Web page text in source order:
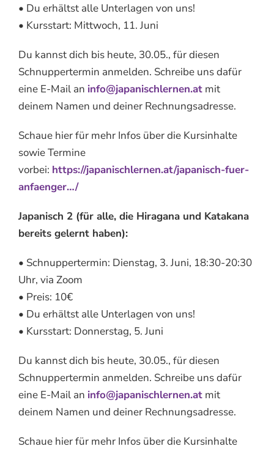
• Du erhältst alle Unterlagen von uns!
• Kursstart: Mittwoch, 11. Juni
Du kannst dich bis heute, 30.05., für diesen
Schnuppertermin anmelden. Schreibe uns dafür
eine E-Mail an info@japanischlernen.at mit
deinem Namen und deiner Rechnungsadresse.
Schaue hier für mehr Infos über die Kursinhalte
sowie Termine
vorbei: https://japanischlernen.at/japanisch-fuer-
anfaenger…/
Japanisch 2 (für alle, die Hiragana und Katakana
bereits gelernt haben):
• Schnuppertermin: Dienstag, 3. Juni, 18:30-20:30
Uhr, via Zoom
• Preis: 10€
• Du erhältst alle Unterlagen von uns!
• Kursstart: Donnerstag, 5. Juni
Du kannst dich bis heute, 30.05., für diesen
Schnuppertermin anmelden. Schreibe uns dafür
eine E-Mail an info@japanischlernen.at mit
deinem Namen und deiner Rechnungsadresse.
Schaue hier für mehr Infos über die Kursinhalte